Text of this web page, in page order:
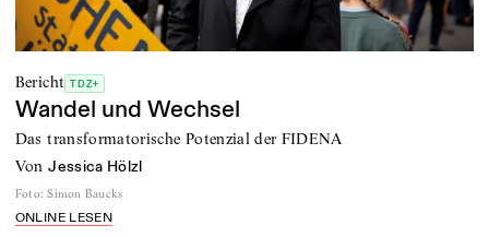
Bericht TDZ+
Wandel und Wechsel
Das transformatorische Potenzial der FIDENA
von Jessica Hölzl
Foto: Simon Baucks
ONLINE LESEN